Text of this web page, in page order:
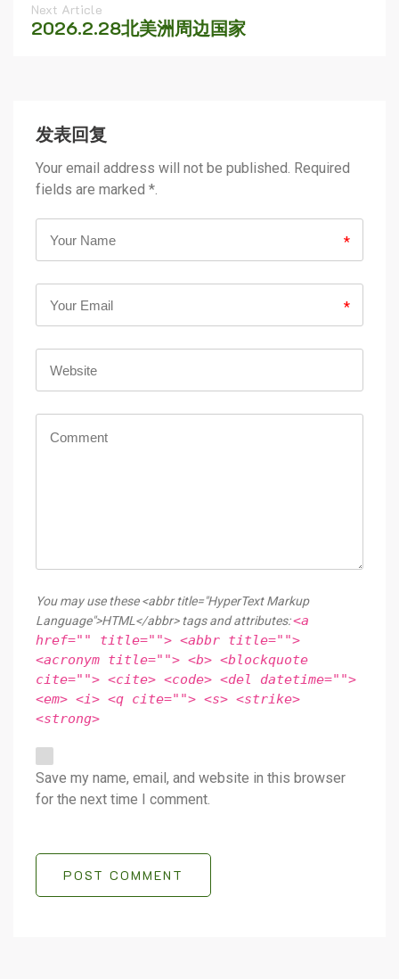
Next Article
2026.2.28北美洲周边国家
发表回复
Your email address will not be published. Required
fields are marked *.
*
*
You may use these <abbr title="HyperText Markup
Language">HTML</abbr> tags and attributes:<a
href="" title=""> <abbr title="">
<acronym title=""> <b> <blockquote
cite=""> <cite> <code> <del datetime="">
<em> <i> <q cite=""> <s> <strike>
<strong>
Save my name, email, and website in this browser
for the next time I comment.
POST COMMENT